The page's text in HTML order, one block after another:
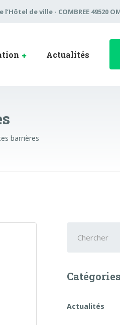
l’Hôtel de ville - COMBREE 49520
Actualités
barrières
Catégories
Actualités